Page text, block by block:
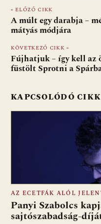
b
o
o
k
s
A
p
p
di
« ELŐZŐ CIKK
A múlt egy darabja –
mátyás módjára
KÖVETKEZŐ CIKK »
Fújhatjuk – így kell az
füstölt Sprotni a
KAPCSOLÓDÓ
AZ ECETFÁK ALÓL
Panyi Szabolcs
sajtószabadság-